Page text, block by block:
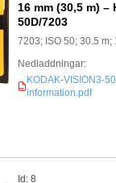
16 mm (30,5 m)
50D/7203
7203; ISO 50; 30.5 m;
Nedladdningar:
PDF
KODAK-VISION3-
information.pdf
Id: 8